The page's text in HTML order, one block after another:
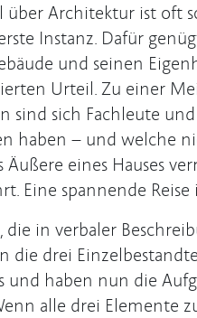
über Architektur ist oft
Instanz. Dafür
und seinen
Urteil. Zu einer
sind sich Fachleute
haben – und welche
Äußere eines Hauses
Eine spannende
die in verbaler
die drei
und haben nun die
alle drei Elemente